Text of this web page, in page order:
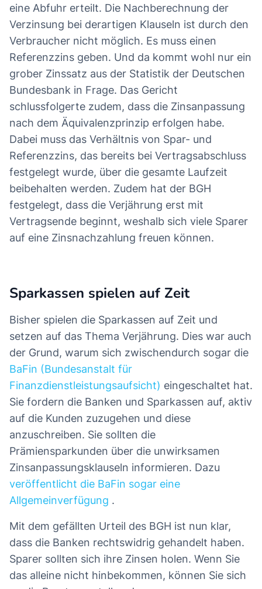
eine Abfuhr erteilt. Die Nachberechnung der
Verzinsung bei derartigen Klauseln ist durch den
Verbraucher nicht möglich. Es muss einen
Referenzzins geben. Und da kommt wohl nur ein
grober Zinssatz aus der Statistik der Deutschen
Bundesbank in Frage. Das Gericht
schlussfolgerte zudem, dass die Zinsanpassung
nach dem Äquivalenzprinzip erfolgen habe.
Dabei muss das Verhältnis von Spar- und
Referenzzins, das bereits bei Vertragsabschluss
festgelegt wurde, über die gesamte Laufzeit
beibehalten werden. Zudem hat der BGH
festgelegt, dass die Verjährung erst mit
Vertragsende beginnt, weshalb sich viele Sparer
auf eine Zinsnachzahlung freuen können.
Sparkassen spielen auf Zeit
Bisher spielen die Sparkassen auf Zeit und
setzen auf das Thema Verjährung. Dies war auch
der Grund, warum sich zwischendurch sogar die
BaFin (Bundesanstalt für
Finanzdienstleistungsaufsicht) eingeschaltet hat.
Sie fordern die Banken und Sparkassen auf, aktiv
auf die Kunden zuzugehen und diese
anzuschreiben. Sie sollten die
Prämiensparkunden über die unwirksamen
Zinsanpassungsklauseln informieren. Dazu
veröffentlicht die BaFin sogar eine
Allgemeinverfügung .
Mit dem gefällten Urteil des BGH ist nun klar,
dass die Banken rechtswidrig gehandelt haben.
Sparer sollten sich ihre Zinsen holen. Wenn Sie
das alleine nicht hinbekommen, können Sie sich